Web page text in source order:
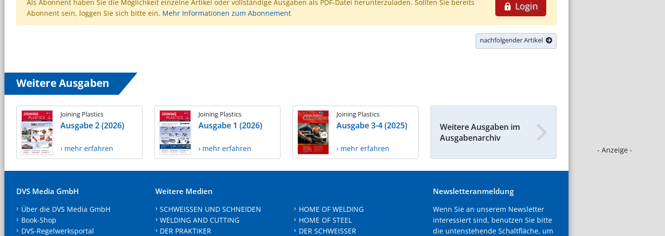
- Anzeige -
Login
Als Abonnent haben Sie die Möglichkeit einzelne Artikel oder vollständige Ausgaben als PDF-Datei herunterzuladen. Sollten Sie bereits
Abonnent sein, loggen Sie sich bitte ein. Mehr Informationen zum Abonnement
nachfolgender Artikel
Weitere Ausgaben
Joining Plastics
Ausgabe 2 (2026)
› mehr erfahren
Joining Plastics
Ausgabe 1 (2026)
› mehr erfahren
Joining Plastics
Ausgabe 3-4 (2025)
› mehr erfahren
Weitere Ausgaben im
Ausgabenarchiv
DVS Media GmbH
Über die DVS Media GmbH
Book-Shop
DVS-Regelwerksportal
Weitere Medien
SCHWEISSEN UND SCHNEIDEN
WELDING AND CUTTING
DER PRAKTIKER
HOME OF WELDING
HOME OF STEEL
DER SCHWEISSER
Newsletteranmeldung
Wenn Sie an unserem Newsletter
interessiert sind, benutzen Sie bitte
die untenstehende Schaltfläche, um